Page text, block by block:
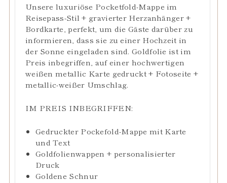
Unsere luxuriöse Pocketfold-Mappe im
Reisepass-Stil + gravierter Herzanhänger +
Bordkarte, perfekt, um die Gäste darüber zu
informieren, dass sie zu einer Hochzeit in
der Sonne eingeladen sind. Goldfolie ist im
Preis inbegriffen, auf einer hochwertigen
weißen metallic Karte gedruckt+ Fotoseite +
metallic-weißer Umschlag.
IM PREIS INBEGRIFFEN:
Gedruckter Pockefold-Mappe mit Karte
und Text
Goldfolienwappen + personalisierter
Druck
Goldene Schnur